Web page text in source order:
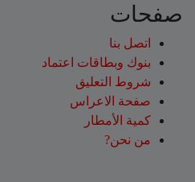
صفحات
اتصل بنا
بنوك وبطاقات اعتماد
شروط التعليق‎
صفحة الاعراس
كمية الأمطار
من نحن?